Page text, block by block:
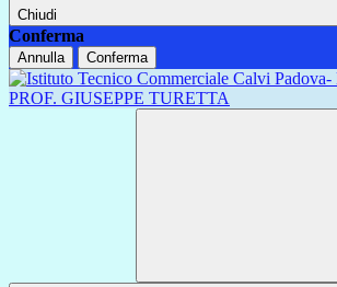
Chiudi
Conferma
Annulla Conferma